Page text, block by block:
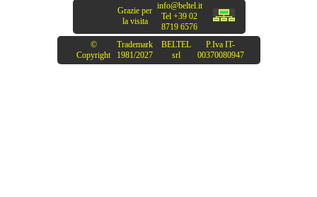
Grazie per
la visita
info@beltel.it
Tel +39 02
8719 6576
©
Copyright
Trademark
1981/2027
BELTEL
srl
P.Iva IT-
00370080947